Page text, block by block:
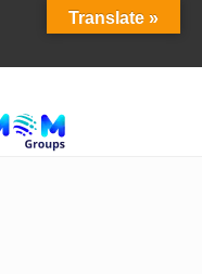
Translate »